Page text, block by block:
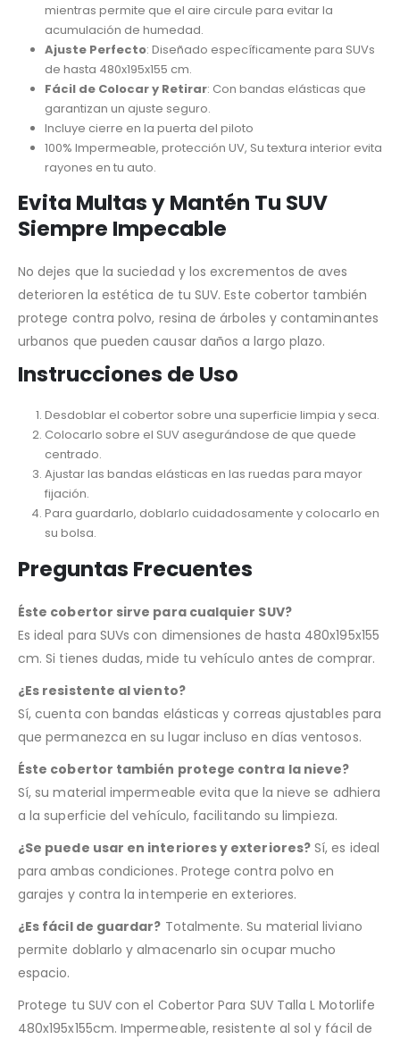
mientras permite que el aire circule para evitar la
acumulación de humedad.
Ajuste Perfecto: Diseñado específicamente para SUVs
de hasta 480x195x155 cm.
Fácil de Colocar y Retirar: Con bandas elásticas que
garantizan un ajuste seguro.
Incluye cierre en la puerta del piloto
100% Impermeable, protección UV, Su textura interior evita
rayones en tu auto.
Evita Multas y Mantén Tu SUV
Siempre Impecable
No dejes que la suciedad y los excrementos de aves
deterioren la estética de tu SUV. Este cobertor también
protege contra polvo, resina de árboles y contaminantes
urbanos que pueden causar daños a largo plazo.
Instrucciones de Uso
Desdoblar el cobertor sobre una superficie limpia y seca.
Colocarlo sobre el SUV asegurándose de que quede
centrado.
Ajustar las bandas elásticas en las ruedas para mayor
fijación.
Para guardarlo, doblarlo cuidadosamente y colocarlo en
su bolsa.
Preguntas Frecuentes
Éste cobertor sirve para cualquier SUV?
Es ideal para SUVs con dimensiones de hasta 480x195x155
cm. Si tienes dudas, mide tu vehículo antes de comprar.
¿Es resistente al viento?
Sí, cuenta con bandas elásticas y correas ajustables para
que permanezca en su lugar incluso en días ventosos.
Éste cobertor también protege contra la nieve?
Sí, su material impermeable evita que la nieve se adhiera
a la superficie del vehículo, facilitando su limpieza.
¿Se puede usar en interiores y exteriores?Sí, es ideal
para ambas condiciones. Protege contra polvo en
garajes y contra la intemperie en exteriores.
¿Es fácil de guardar? Totalmente. Su material liviano
permite doblarlo y almacenarlo sin ocupar mucho
espacio.
Protege tu SUV con el Cobertor Para SUV Talla L Motorlife
480x195x155cm. Impermeable, resistente al sol y fácil de